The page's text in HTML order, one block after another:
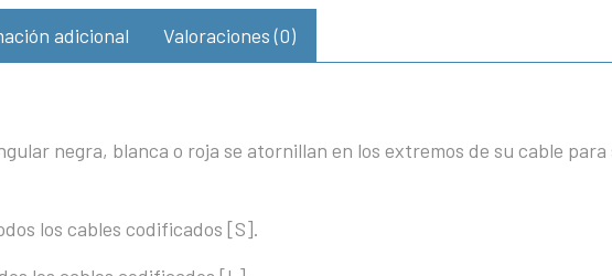
adicional Valoraciones (0)
negra, blanca o roja se atornillan en los extremos de su cable
los cables codificados [S].